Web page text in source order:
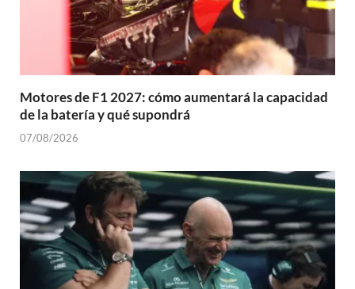
Motores de F1 2027: cómo aumentará la capacidad
de la batería y qué supondrá
07/08/2026